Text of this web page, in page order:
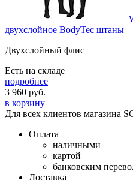
двухслойное BodyTec штаны
Двухслойный флис
Есть на складе
подробнее
3 960 руб.
в корзину
Для всех клиентов магазина
Оплата
наличными
картой
банковским
Доставка